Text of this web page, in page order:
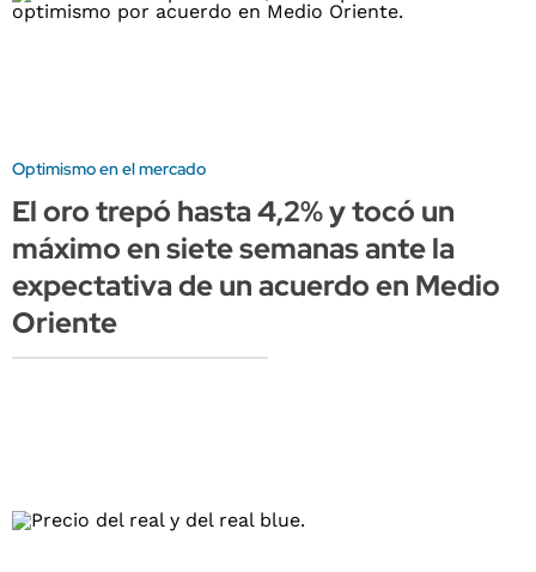
Optimismo en el mercado
El oro trepó hasta 4,2% y tocó un
máximo en siete semanas ante la
expectativa de un acuerdo en Medio
Oriente